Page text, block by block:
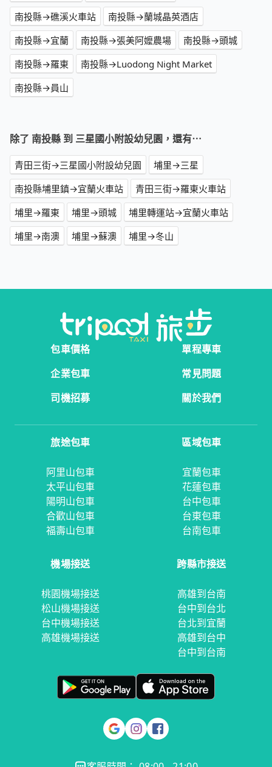
南投縣→礁溪火車站
南投縣→蘭城晶英酒店
南投縣→宜蘭
南投縣→張美阿嬤農場
南投縣→頭城
南投縣→羅東
南投縣→Luodong Night Market
南投縣→員山
除了 南投縣 到 三星國小附設幼兒園，還有⋯
青田三街→三星國小附設幼兒園
埔里→三星
南投縣埔里鎮→宜蘭火車站
青田三街→羅東火車站
埔里→羅東
埔里→頭城
埔里轉運站→宜蘭火車站
埔里→南澳
埔里→蘇澳 埔里→冬山
包車價格
單程專車
企業包車
常見問題
司機招募
關於我們
旅途包車
阿里山包車
太平山包車
陽明山包車
合歡山包車
福壽山包車
區域包車
宜蘭包車
花蓮包車
台中包車
台東包車
台南包車
機場接送
桃園機場接送
松山機場接送
台中機場接送
高雄機場接送
跨縣市接送
高雄到台南
台中到台北
台北到宜蘭
高雄到台中
台中到台南